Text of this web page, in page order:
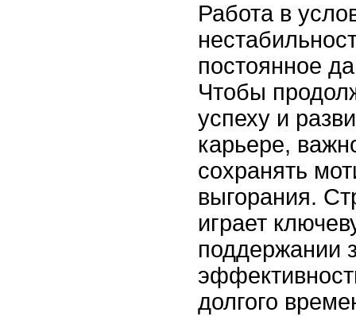
Работа в
постоянное
Чтобы
успеху и
карьере,
сохранять
выгорания.
играет
поддержании
долгого